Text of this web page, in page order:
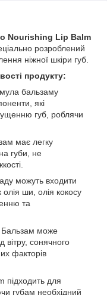
Nourishing Lip Balm
розроблений
ніжної шкіри губ.
продукту:
бальзаму
які
губ, роблячи
має легку
губи, не
можуть входити
олія ши, олія кокосу
та
Бальзам може
вітру, сонячного
факторів
підходить для
губам необхідний